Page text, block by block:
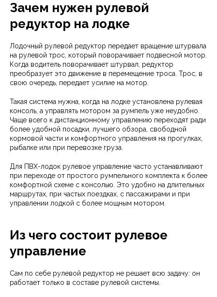
Зачем нужен рулевой
редуктор на лодке
Лодочный рулевой редуктор передает вращение штурвала
на рулевой трос, который поворачивает подвесной мотор.
Когда водитель поворачивает штурвал, редуктор
преобразует это движение в перемещение троса. Трос, в
свою очередь, передает усилие на мотор.
Такая система нужна, когда на лодке установлена рулевая
консоль, а управлять мотором за румпель уже неудобно.
Чаще всего к дистанционному управлению переходят ради
более удобной посадки, лучшего обзора, свободной
кормовой части и комфортного управления на прогулках,
рыбалке или при перевозке груза.
Для ПВХ-лодок рулевое управление часто устанавливают
при переходе от простого румпельного комплекта к более
комфортной схеме с консолью. Это удобно на длительных
маршрутах, при частых поездках, с пассажирами и при
управлении лодкой с более мощным мотором.
Из чего состоит рулевое
управление
Сам по себе рулевой редуктор не решает всю задачу: он
работает только в составе рулевой системы.